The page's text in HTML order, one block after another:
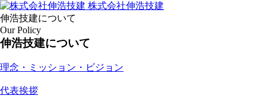
株式会社伸浩技建
伸浩技建について
Our Policy
伸浩技建について
理念・ミッション・ビジョン
代表挨拶